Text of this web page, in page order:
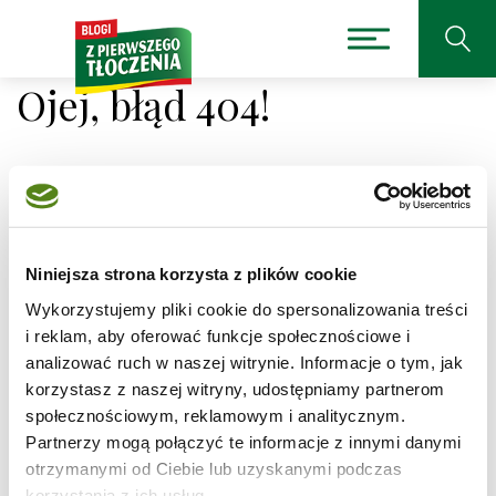
Niniejsza strona korzysta z plików cookie
Wykorzystujemy pliki cookie do spersonalizowania treści
i reklam, aby oferować funkcje społecznościowe i
analizować ruch w naszej witrynie. Informacje o tym, jak
korzystasz z naszej witryny, udostępniamy partnerom
społecznościowym, reklamowym i analitycznym.
Partnerzy mogą połączyć te informacje z innymi danymi
otrzymanymi od Ciebie lub uzyskanymi podczas
Ojej, błąd 404!
odnaleźć strony, której
szukasz.
Adres, który próbujesz odwiedzić/przepis/charlotte-
z-musem-truskawkowymjest obecnie niedostępny.
Sprawdź pisownię adresu lub skorzystaj z wyszukiwarki